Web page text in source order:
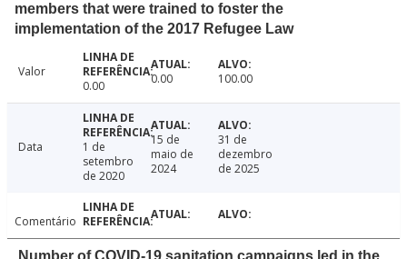
members that were trained to foster the
implementation of the 2017 Refugee Law
Valor
0.00
0.00 100.00
Data
1 de
setembro
de 2020
15 de
maio de
2024
31 de
dezembro
de 2025
Comentário